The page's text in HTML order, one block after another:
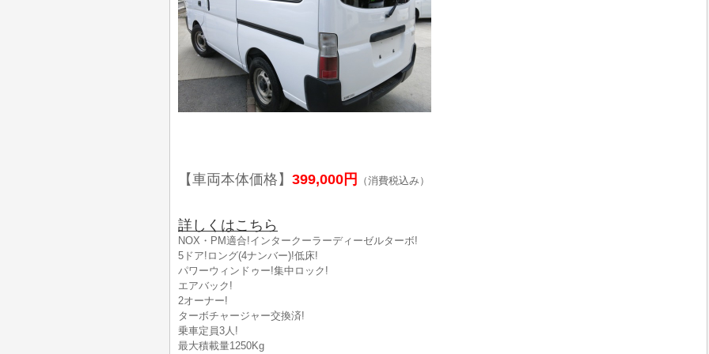
【車両本体価格】 399,000円 （消費税込み）
詳しくはこちら
NOX・PM適合!インタークーラーディーゼルターボ!
5ドア!ロング(4ナンバー)!低床!
パワーウィンドゥー!集中ロック!
エアバック!
2オーナー!
ターボチャージャー交換済!
乗車定員3人!
最大積載量1250Kg